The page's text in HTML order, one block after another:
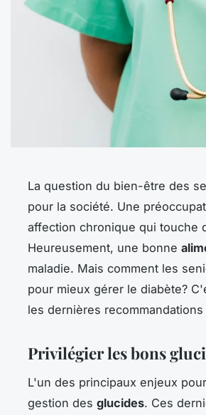
La question du bien-être des
pour la société. Une
affection chronique qui touche
Heureusement, une bonne
maladie. Mais comment les
pour mieux gérer le diabète?
les dernières
Privilégier les bons
L'un des principaux enjeux
gestion des glucides. Ces